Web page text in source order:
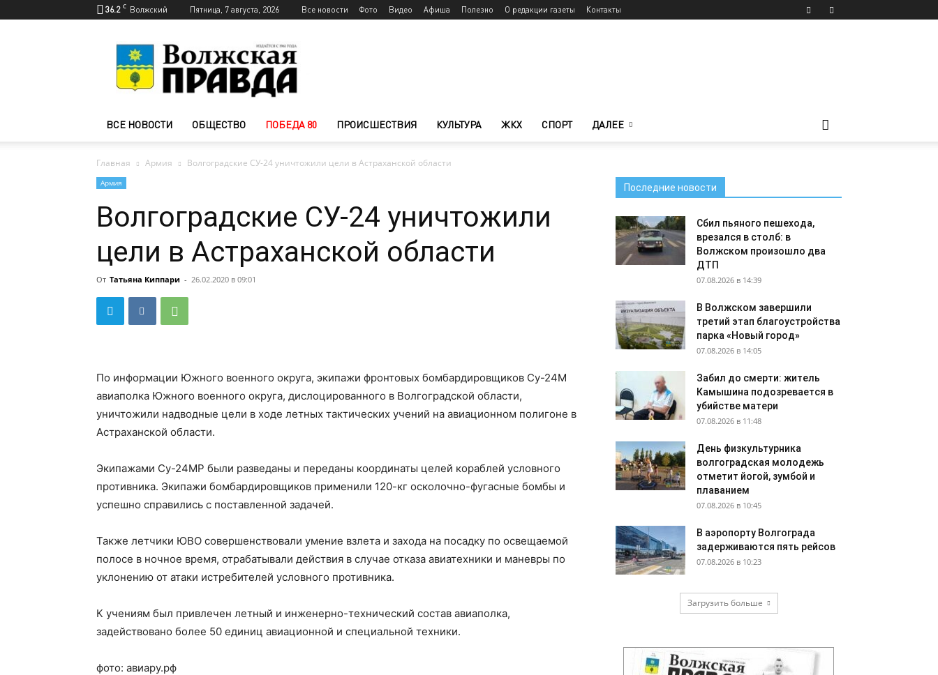
36.2 C Волжский Пятница, 7 августа, 2026 Все новости Фото Видео Афиша Полезно О редакции газеты Контакты
Волжского
—
Волжская
ВСЕ НОВОСТИ ОБЩЕСТВО ПОБЕДА 80 ПРОИСШЕСТВИЯ КУЛЬТУРА ЖКХ СПОРТ ДАЛЕЕ
Главная Армия Волгоградские СУ-24 уничтожили цели в Астраханской области
Армия
Волгоградские СУ-24 уничтожили
цели в Астраханской области
От Татьяна Киппари - 26.02.2020 в 09:01
По информации Южного военного округа, экипажи фронтовых бомбардировщиков Су-24М
авиаполка Южного военного округа, дислоцированного в Волгоградской области,
уничтожили надводные цели в ходе летных тактических учений на авиационном полигоне в
Астраханской области.
Экипажами Су-24МР были разведаны и переданы координаты целей кораблей условного
противника. Экипажи бомбардировщиков применили 120-кг осколочно-фугасные бомбы и
успешно справились с поставленной задачей.
Также летчики ЮВО совершенствовали умение взлета и захода на посадку по освещаемой
полосе в ночное время, отрабатывали действия в случае отказа авиатехники и маневры по
уклонению от атаки истребителей условного противника.
К учениям был привлечен летный и инженерно-технический состав авиаполка,
задействовано более 50 единиц авиационной и специальной техники.
фото: авиару.рф
Последние новости
Сбил пьяного пешехода,
врезался в столб: в
Волжском произошло два
ДТП
07.08.2026 в 14:39
В Волжском завершили
третий этап благоустройства
парка «Новый город»
07.08.2026 в 14:05
Забил до смерти: житель
Камышина подозревается в
убийстве матери
07.08.2026 в 11:48
День физкультурника
волгоградская молодежь
отметит йогой, зумбой и
плаванием
07.08.2026 в 10:45
В аэропорту Волгограда
задерживаются пять рейсов
07.08.2026 в 10:23
Загрузить больше